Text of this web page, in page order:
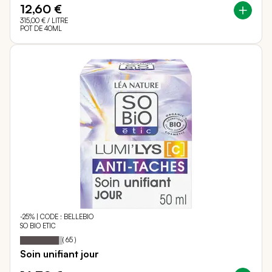
12,60 €
315,00 € / LITRE
POT DE 40ML
-25% | CODE : BELLEBIO
SO BIO ETIC
Notation: 91
% of
( 65 )
Soin unifiant jour